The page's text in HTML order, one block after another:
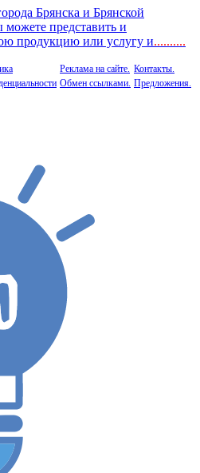
Брянска и Брянской
представить и
продукцию или услугу и..........
Реклама на сайте.
Обмен ссылками.
Контакты.
Предложения.